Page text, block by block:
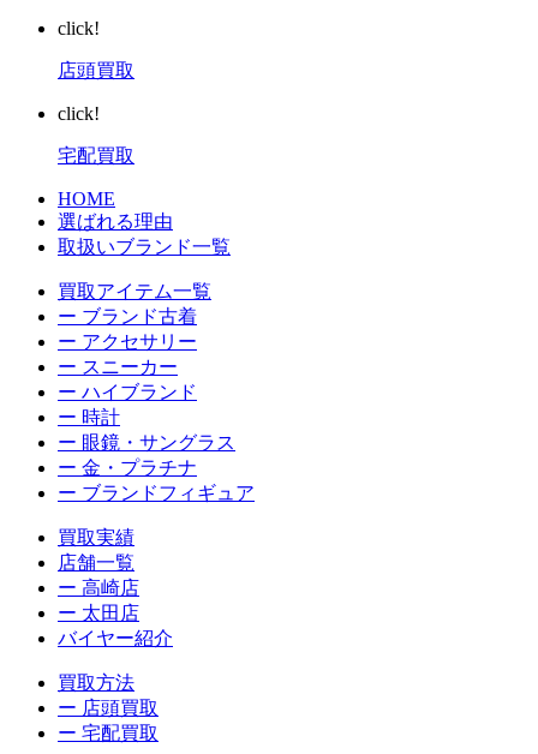
click!
店頭買取
click!
宅配買取
HOME
選ばれる理由
取扱いブランド一覧
買取アイテム一覧
ー ブランド古着
ー アクセサリー
ー スニーカー
ー ハイブランド
ー 時計
ー 眼鏡・サングラス
ー 金・プラチナ
ー ブランドフィギュア
買取実績
店舗一覧
ー 高崎店
ー 太田店
バイヤー紹介
買取方法
ー 店頭買取
ー 宅配買取